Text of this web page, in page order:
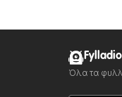
Όλα τα